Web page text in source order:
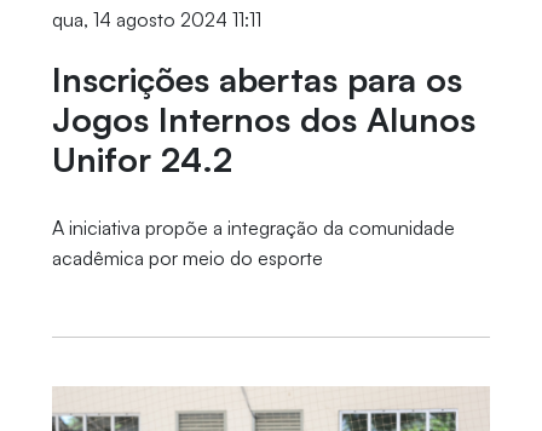
qua, 14 agosto 2024 11:11
Inscrições abertas para os
Jogos Internos dos Alunos
Unifor 24.2
A iniciativa propõe a integração da comunidade
acadêmica por meio do esporte